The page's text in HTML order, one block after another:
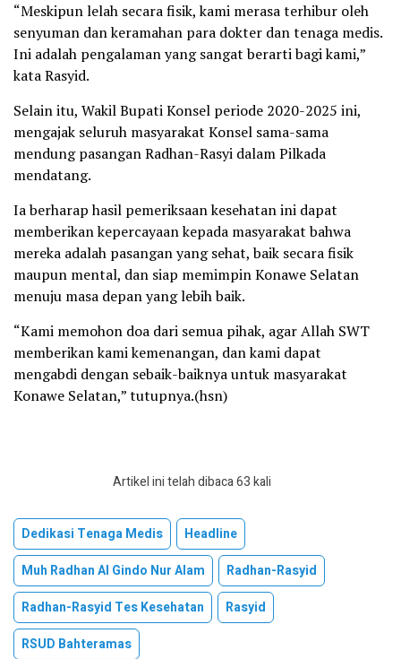
“Meskipun lelah secara fisik, kami merasa terhibur oleh
senyuman dan keramahan para dokter dan tenaga medis.
Ini adalah pengalaman yang sangat berarti bagi kami,”
kata Rasyid.
Selain itu, Wakil Bupati Konsel periode 2020-2025 ini,
mengajak seluruh masyarakat Konsel sama-sama
mendung pasangan Radhan-Rasyi dalam Pilkada
mendatang.
Ia berharap hasil pemeriksaan kesehatan ini dapat
memberikan kepercayaan kepada masyarakat bahwa
mereka adalah pasangan yang sehat, baik secara fisik
maupun mental, dan siap memimpin Konawe Selatan
menuju masa depan yang lebih baik.
“Kami memohon doa dari semua pihak, agar Allah SWT
memberikan kami kemenangan, dan kami dapat
mengabdi dengan sebaik-baiknya untuk masyarakat
Konawe Selatan,” tutupnya.(hsn)
Artikel ini telah dibaca 63 kali
Dedikasi Tenaga Medis
Headline
Muh Radhan Al Gindo Nur Alam
Radhan-Rasyid
Radhan-Rasyid Tes Kesehatan
Rasyid
RSUD Bahteramas